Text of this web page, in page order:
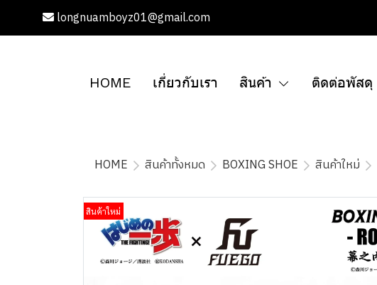
longnuamboyz01@gmail.com
HOME เกี่ยวกับเรา สินค้า ติดต่อพัสดุ
HOME สินค้าทั้งหมด BOXING SHOE สินค้าใหม่
สินค้าใหม่